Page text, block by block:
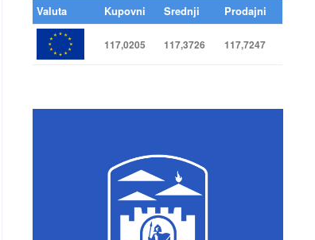
Valuta Kupovni Srednji Prodajni
117,0205 117,3726 117,7247